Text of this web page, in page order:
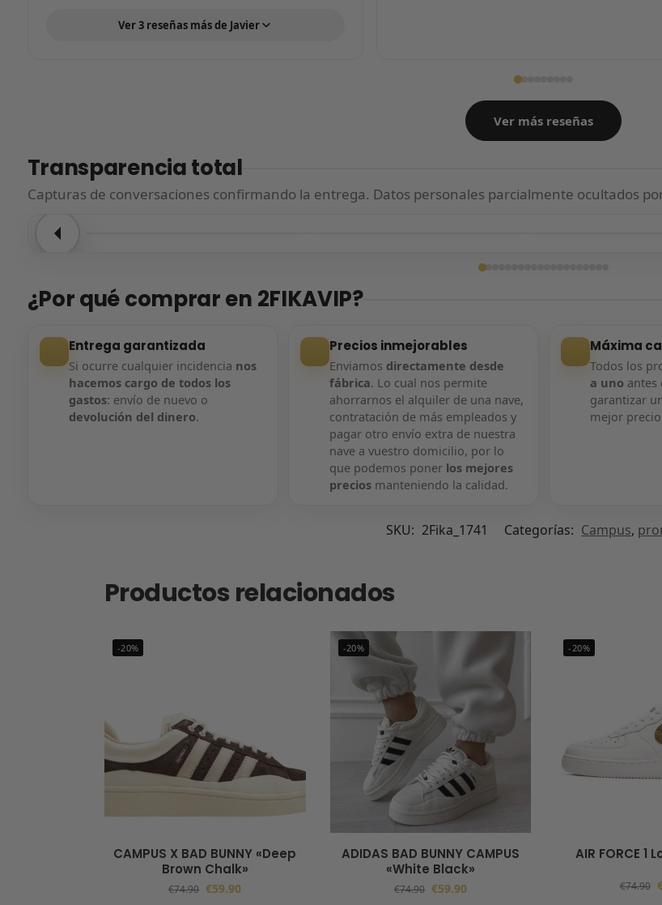
Ver 3 reseñas más de Javier
Ver más reseñas
Transparencia total
Capturas de conversaciones confirmando la entrega. Datos personales parcialmente ocultados
¿Por qué comprar en 2FIKAVIP?
Entrega garantizada
Si ocurre cualquier incidencia nos
hacemos cargo de todos los
gastos: envío de nuevo o
devolución del dinero.
Precios inmejorables
Enviamos directamente desde
fábrica. Lo cual nos permite
ahorrarnos el alquiler de una nave,
contratación de más empleados y
pagar otro envío extra de nuestra
nave a vuestro domicilio, por lo
que podemos poner los mejores
preciosmanteniendo la calidad.
Máxima
Todos los
a uno antes
garantizar
mejor
SKU: 2Fika_1741 Categorías: Campus,
Productos relacionados
-20%
CAMPUS X BAD BUNNY «Deep
Brown Chalk»
€74.90 €59.90
-20%
ADIDAS BAD BUNNY CAMPUS
«White Black»
€74.90 €59.90
-20%
AIR FORCE 1
€74.90